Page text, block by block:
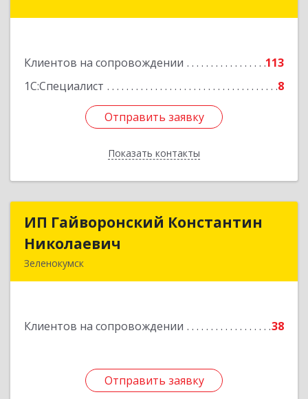
Клиентов на сопровождении
113
1С:Специалист
8
Отправить заявку
Показать контакты
Отправить заявку
Назад
ИП Гайворонский Константин
Николаевич
Зеленокумск
Клиентов на сопровождении 38
Отправить заявку
ИП Гайворонский Константин
Подробнее
Отправить заявку